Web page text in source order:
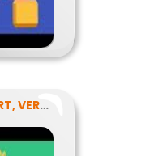
SZABADIDŐSPORT, VERSENYSPORT